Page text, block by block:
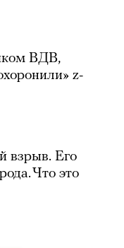
ВДВ,
z-
взрыв. Его
Что это